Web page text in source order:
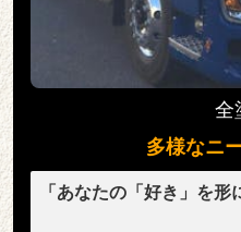
全
多様なニ
「あなたの「好き」を形